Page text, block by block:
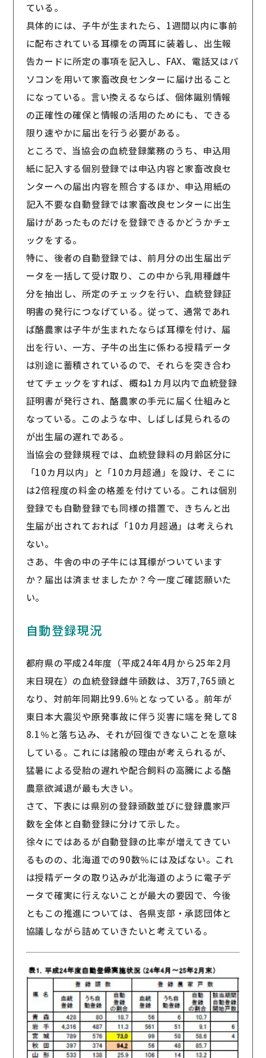
ている。
具体的には、子牛が生まれたら、1週間以内に事前
に配布されている耳標をの両耳に装着し、出生報
告カードに所定の事項を記入し、FAX、電話又はパ
ソコンを用いて家畜改良センターに届け出ること
になっている。言い換えるならば、個体識別情報
の正確性の確保と情報の活用のためにも、できる
限り速やかに届出を行う必要がある。
ところで、当協会の血統登録業務のうち、申込用
紙に記入する個別登録では申込内容と家畜改良セ
ンターへの届出内容を照合するほか、申込用紙の
記入不要な自動登録では家畜改良センターに出生
届けがあったものだけを登録できるかどうかチェ
ックをする。
特に、後者の自動登録では、前月分の出生届出デ
ータを一括して受け取り、この中から乳用種雌牛
分を抽出し、所定のチェックを行い、血統登録証
明書の発行につなげている。従って、通常であれ
ば酪農家は子牛が生まれたならば耳標を付け、届
出を行い、一方、子牛の出生に係わる授精データ
は別途に蓄積されているので、それらを突き合わ
せてチェックをすれば、概ね1カ月以内で血統登録
証明書が発行され、酪農家の手元に届く仕組みと
なっている。このような中、しばしば見られるの
が出生届の遅れである。
当協会の登録規程では、血統登録料の月齢区分に
「10カ月以内」と「10カ月超過」を設け、そこに
は2倍程度の料金の格差を付けている。これは個別
登録でも自動登録でも同様の措置で、きちんと出
生届が出されておれば「10カ月超過」は考えられ
ない。
さあ、牛舎の中の子牛には耳標がついています
か？届出は済ませましたか？今一度ご確認願いた
い。
自動登録現況
都府県の平成24年度（平成24年4月から25年2月
末日現在）の血統登録雌牛頭数は、3万7,765頭と
なり、対前年同期比99.6％となっている。前年が
東日本大震災や原発事故に伴う災害に端を発して8
8.1％と落ち込み、それが回復できないことを意味
している。これには諸般の理由が考えられるが、
猛暑による受胎の遅れや配合飼料の高騰による酪
農意欲減退が最も大きい。
さて、下表には県別の登録頭数並びに登録農家戸
数を全体と自動登録に分けて示した。
徐々にではあるが自動登録の比率が増えてきてい
るものの、北海道での90数％には及ばない。これ
は授精データの取り込みが北海道のように電子デ
ータで確実に行えないことが最大の要因で、今後
ともこの推進については、各県支部・承認団体と
協議しながら詰めていきたいと考えている。